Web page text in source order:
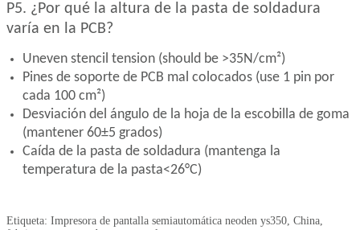
P5. ¿Por qué la altura de la pasta de soldadura
varía en la PCB?
Uneven stencil tension (should be >35N/cm²)
Pines de soporte de PCB mal colocados (use 1 pin por
cada 100 cm²)
Desviación del ángulo de la hoja de la escobilla de goma
(mantener 60±5 grados)
Caída de la pasta de soldadura (mantenga la
temperatura de la pasta<26°C)
Etiqueta: Impresora de pantalla semiautomática neoden ys350, China,